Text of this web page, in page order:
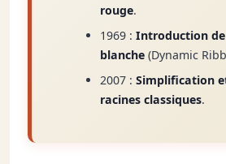
rouge.
1969 : Introduction
blanche(Dynamic
2007 : Simplification
racines classiques.